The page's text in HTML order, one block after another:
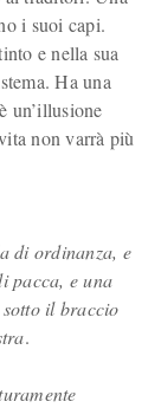
i suoi capi.
e nella sua
Ha una
un’illusione
non varrà più
di ordinanza, e
pacca, e una
il braccio
.